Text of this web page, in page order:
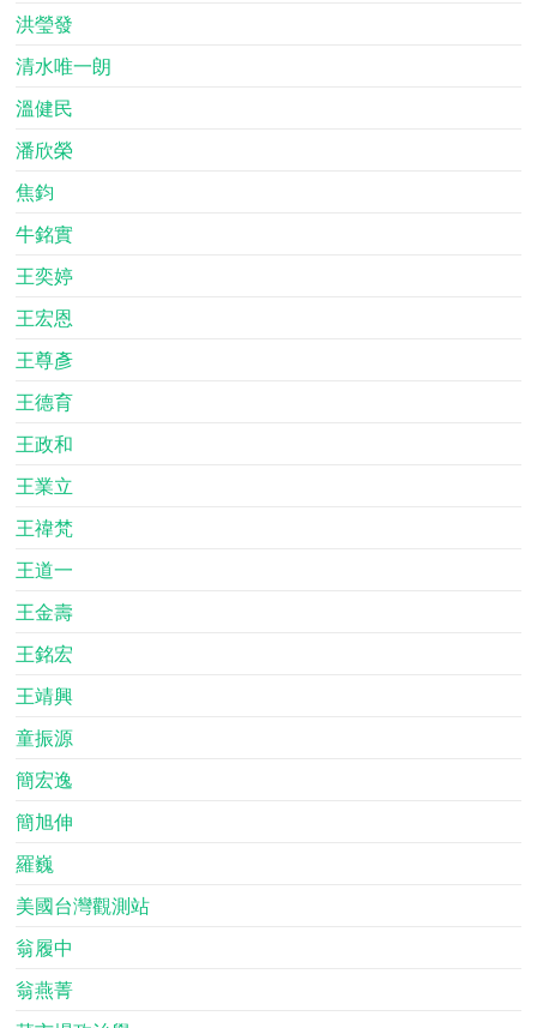
洪瑩發
清水唯一朗
溫健民
潘欣榮
焦鈞
牛銘實
王奕婷
王宏恩
王尊彥
王德育
王政和
王業立
王禕梵
王道一
王金壽
王銘宏
王靖興
童振源
簡宏逸
簡旭伸
羅巍
美國台灣觀測站
翁履中
翁燕菁